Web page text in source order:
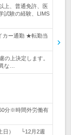
上、普通免許、医
試験の経験、LIMS
カー通勤 ★転勤当
の上決定します。
な…
分※時間外労働有
日） └12月2週